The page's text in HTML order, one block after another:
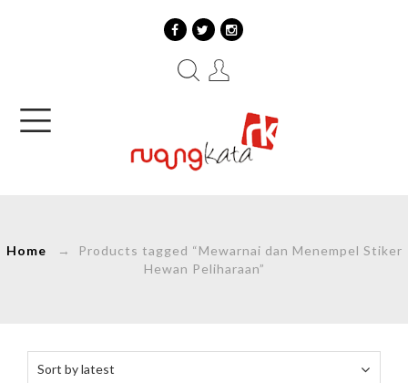
Home → Products tagged “Mewarnai dan Menempel Stiker
Hewan Peliharaan”